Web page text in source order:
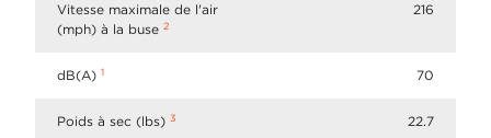
Vitesse maximale de l'air
(mph) à la buse 2
216
dB(A) 1 70
Poids à sec (lbs) 3 22.7